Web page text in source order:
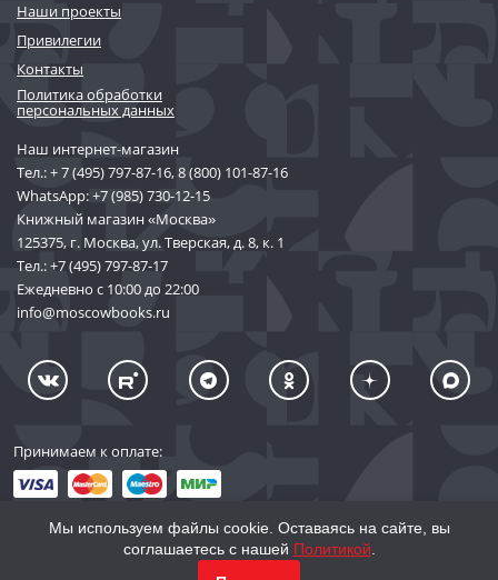
Наши проекты
Привилегии
Контакты
Политика обработки
персональных данных
Наш интернет-магазин
Тел.:+ 7 (495) 797-87-16,8 (800) 101-87-16
WhatsApp:+7 (985) 730-12-15
Книжный магазин «Москва»
125375, г. Москва, ул. Тверская, д. 8, к. 1
Тел.:+7 (495) 797-87-17
Ежедневно с 10:00 до 22:00
info@moscowbooks.ru
Принимаем к оплате:
© 2002–2026 «Торговый Дом Книги «МОСКВА»
Мы используем файлы cookie. Оставаясь на сайте, вы
соглашаетесь с нашей Политикой